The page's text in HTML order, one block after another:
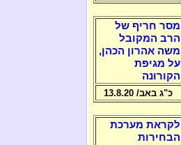
מסר חריף של
הרב המקובל
משה אהרון הכהן,
על מגיפת
הקורונה
כ"ג באב/ 13.8.20
לקראת מערכת
הבחירות